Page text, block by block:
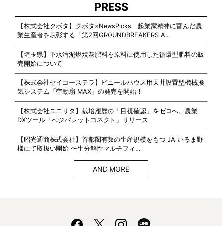
PRESS
【株式会社クボタ】クボタ×NewsPicks 起業家精神に富んだ農
業生産者を表彰する「第2回GROUNDBREAKERS A…
【埼玉県】下水汚泥燃焼灰肥料を原料に使用した循環型肥料の販
売開始について
【株式会社セイコーステラ】ビニールハウス用天井設置型機械換
気システム「空動扇 MAX」の発売を開始！
【株式会社ユニリタ】栽培履歴の「目視確認」をゼロへ。農業
DXツール「ベジパレットコネクト」リリース
【昭光通商株式会社】首都圏有数の生産規模をもつ JA いるま野
様にて取扱い開始 〜生分解性マルチフィ…
AND MORE